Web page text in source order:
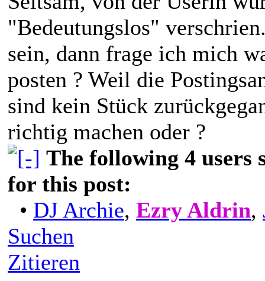
"Bedeutungslos"
sein, dann frage ich mich
posten ? Weil die
sind kein Stück
richtig machen oder ?
The following 4 users
for this post:
• DJ Archie, Ezry Aldrin,
Suchen
Zitieren